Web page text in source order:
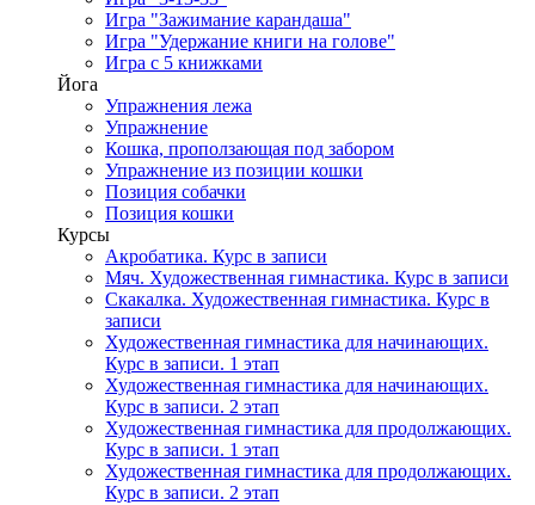
Игра "Зажимание карандаша"
Игра "Удержание книги на голове"
Игра с 5 книжками
Йога
Упражнения лежа
Упражнение
Кошка, проползающая под забором
Упражнение из позиции кошки
Позиция собачки
Позиция кошки
Курсы
Акробатика. Курс в записи
Мяч. Художественная гимнастика. Курс в записи
Скакалка. Художественная гимнастика. Курс в
записи
Художественная гимнастика для начинающих.
Курс в записи. 1 этап
Художественная гимнастика для начинающих.
Курс в записи. 2 этап
Художественная гимнастика для продолжающих.
Курс в записи. 1 этап
Художественная гимнастика для продолжающих.
Курс в записи. 2 этап